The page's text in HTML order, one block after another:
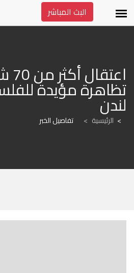
البث المباشر
لندن
الرئيسية > تفاصيل الخبر